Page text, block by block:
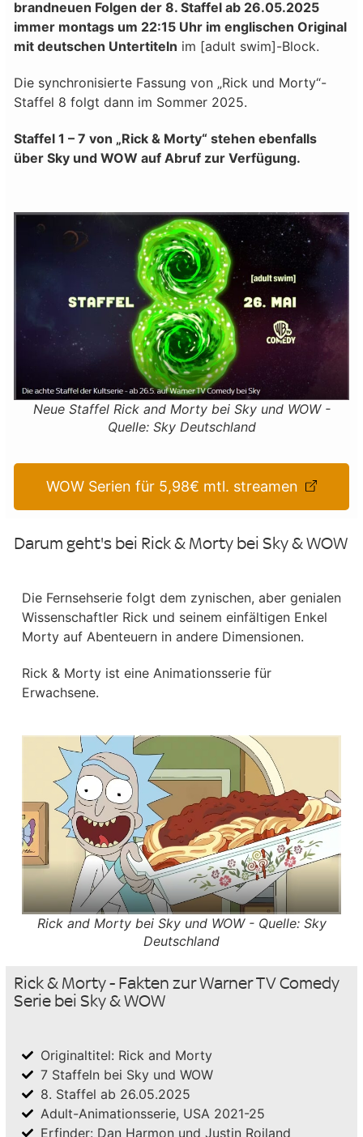
brandneuen Folgen der 8. Staffel ab 26.05.2025
immer montags um 22:15 Uhr im englischen Original
mit deutschen Untertiteln im [adult swim]-Block.
Die synchronisierte Fassung von „Rick und Morty“-
Staffel 8 folgt dann im Sommer 2025.
Staffel 1 – 7 von „Rick & Morty“ stehen ebenfalls
über Sky und WOW auf Abruf zur Verfügung.
Neue Staffel Rick and Morty bei Sky und WOW -
Quelle: Sky Deutschland
WOW Serien für 5,98€ mtl. streamen
Darum geht's bei Rick & Morty bei Sky & WOW
Die Fernsehserie folgt dem zynischen, aber genialen
Wissenschaftler Rick und seinem einfältigen Enkel
Morty auf Abenteuern in andere Dimensionen.
Rick & Morty ist eine Animationsserie für
Erwachsene.
Rick and Morty bei Sky und WOW - Quelle: Sky
Deutschland
Rick & Morty - Fakten zur Warner TV Comedy
Serie bei Sky & WOW
Originaltitel: Rick and Morty
7 Staffeln bei Sky und WOW
8. Staffel ab 26.05.2025
Adult-Animationsserie, USA 2021-25
Erfinder: Dan Harmon und Justin Roiland